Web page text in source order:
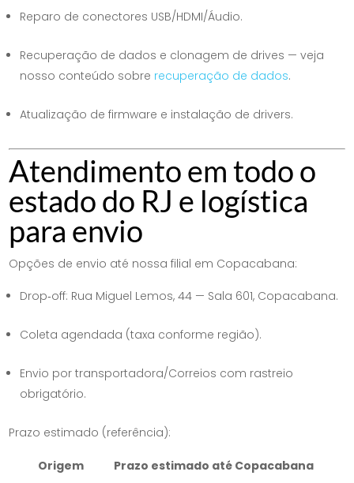
Reparo de conectores USB/HDMI/Áudio.
Recuperação de dados e clonagem de drives — veja
nosso conteúdo sobre recuperação de dados.
Atualização de firmware e instalação de drivers.
Atendimento em todo o
estado do RJ e logística
para envio
Opções de envio até nossa filial em Copacabana:
Drop‑off: Rua Miguel Lemos, 44 — Sala 601, Copacabana.
Coleta agendada (taxa conforme região).
Envio por transportadora/Correios com rastreio
obrigatório.
Prazo estimado (referência):
Origem
Prazo estimado até Copacabana